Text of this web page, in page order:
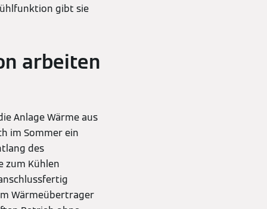
gibt sie
arbeiten
Anlage Wärme aus
im Sommer ein
des
zum Kühlen
Wärmeübertrager